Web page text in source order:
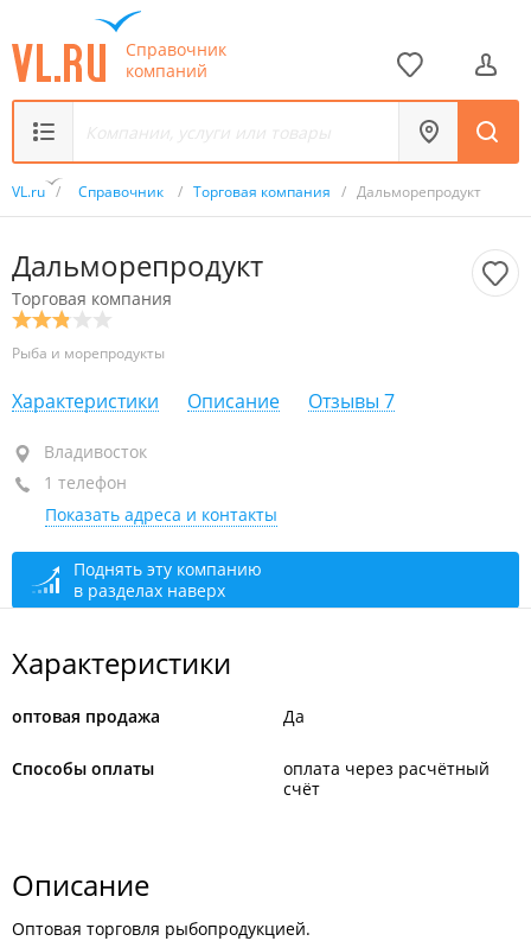
Справочник
компаний
VL.ru / Справочник / Торговая компания / Дальморепродукт
Дальморепродукт
Торговая компания
Рыба и морепродукты
Характеристики Описание Отзывы 7
Владивосток
+7 (423) 221-51-21
закрыто, откроется в 08:00
Владивосток
1 телефон
Показать адреса и контакты
Поднять эту компанию
в разделах наверх
Характеристики
оптовая продажа Да
Способы оплаты
оплата через расчётный
счёт
Описание
Оптовая торговля рыбопродукцией.